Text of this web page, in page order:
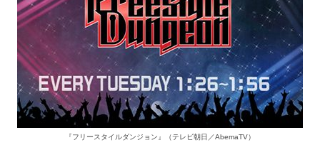
『フリースタイルダンジョン』（テレビ朝日／AbemaTV）